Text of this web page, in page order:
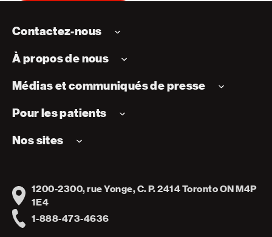
Contactez-nous
À propos de nous
Médias et communiqués de presse
Pour les patients
Nos sites
Address
1200-2300, rue Yonge, C. P. 2414 Toronto ON M4P
1E4
1-888-473-4636